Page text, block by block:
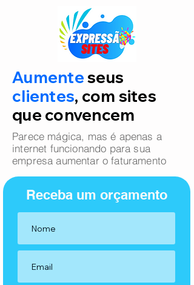
Aumenteseus
clientes, com sites
que convencem
Parece mágica, mas é apenas a
internet funcionando para sua
empresa aumentar o faturamento
Receba um orçamento